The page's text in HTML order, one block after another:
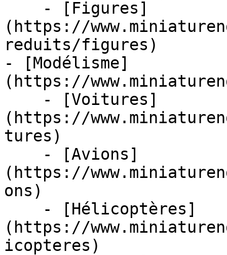
(https://
reduits/figures)
- [Modélisme]
(https://
(https://
tures)
(https://
ons)
(https://
icopteres)